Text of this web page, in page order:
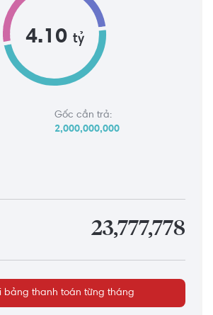
4.10 tỷ
Gốc cần trả:
2,000,000,000
23,777,778
bảng thanh toán từng tháng